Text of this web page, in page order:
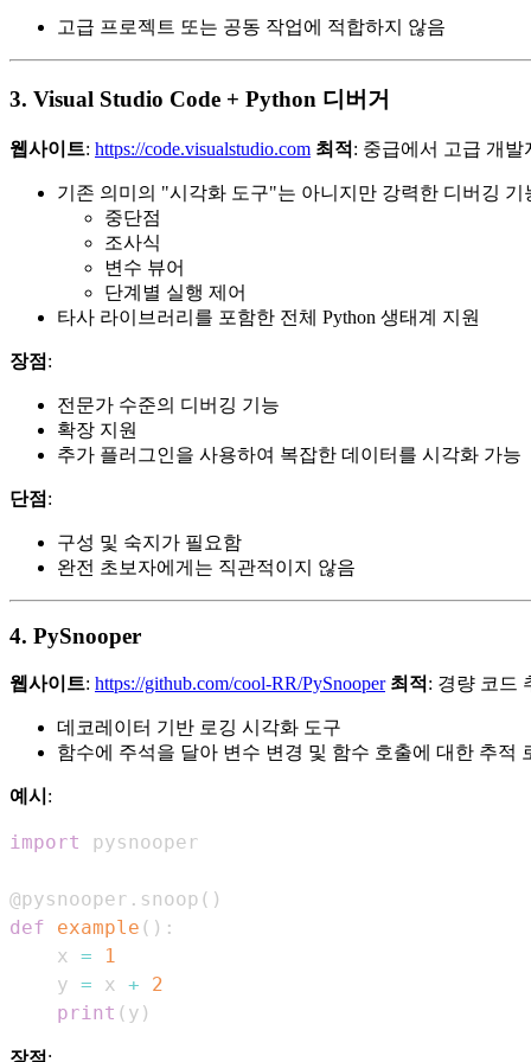
고급 프로젝트 또는 공동 작업에 적합하지 않음
3. Visual Studio Code + Python 디버거
웹사이트: https://code.visualstudio.com 최적 : 중급에서 고급 개발
기존 의미의 "시각화 도구"는 아니지만 강력한 디버깅 기
중단점
조사식
변수 뷰어
단계별 실행 제어
타사 라이브러리를 포함한 전체 Python 생태계 지원
장점 :
전문가 수준의 디버깅 기능
확장 지원
추가 플러그인을 사용하여 복잡한 데이터를 시각화 가능
단점 :
구성 및 숙지가 필요함
완전 초보자에게는 직관적이지 않음
4. PySnooper
웹사이트: https://github.com/cool-RR/PySnooper 최적 : 경량 코드
데코레이터 기반 로깅 시각화 도구
함수에 주석을 달아 변수 변경 및 함수 호출에 대한 추적
예시 :
import
@pysnooper . snoop ( )
def
example ( ) :
    x
=
1
    y
= x +
2
print ( y )